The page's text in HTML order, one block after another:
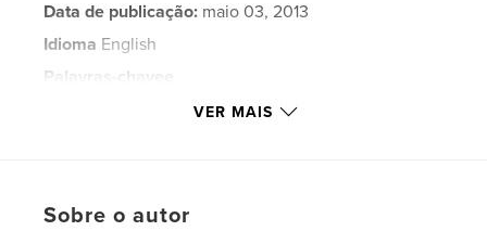
Data de publicação: maio 03, 2013
Idioma English
Palavras-chavee
, intel , apple
VER MAIS
Sobre o autor